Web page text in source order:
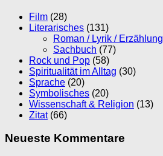
Film (28)
Literarisches (131)
Roman / Lyrik / Erzählung
Sachbuch (77)
Rock und Pop (58)
Spiritualität im Alltag (30)
Sprache (20)
Symbolisches (20)
Wissenschaft & Religion (13)
Zitat(66)
Neueste Kommentare